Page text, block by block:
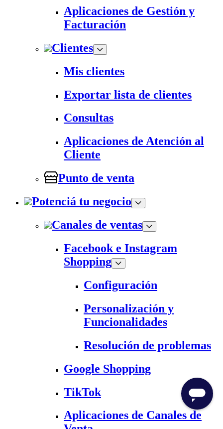
Aplicaciones de Gestión y
Facturación
Clientes
Mis clientes
Exportar lista de clientes
Consultas
Aplicaciones de Atención al
Cliente
Punto de venta
Potenciá tu negocio
Canales de ventas
Facebook e Instagram
Shopping
Configuración
Personalización y
Funcionalidades
Resolución de problemas
Google Shopping
TikTok
Aplicaciones de Canales de